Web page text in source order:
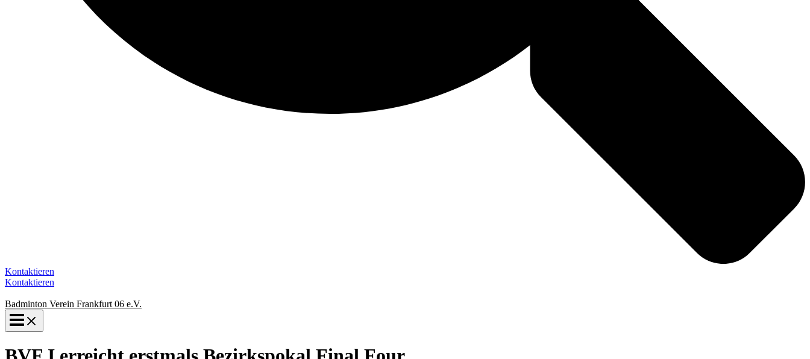
Kontaktieren
Kontaktieren
Badminton Verein Frankfurt 06 e.V.